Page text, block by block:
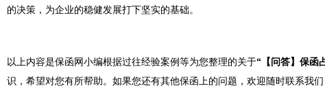
的决策，为企业的稳健发展打下坚实的基础。
以上内容是保函网小编根据过往经验案例等为您整理的关于“【问答】保函
识，希望对您有所帮助。如果您还有其他保函上的问题，欢迎随时联系我们